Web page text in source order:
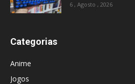
6 , Agosto , 2026
Categorias
Anime
Jogos